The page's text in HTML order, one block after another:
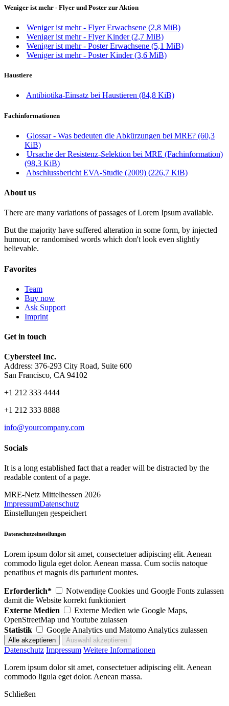
Weniger ist mehr - Flyer und Poster zur Aktion
Weniger ist mehr - Flyer Erwachsene (2,8 MiB)
Weniger ist mehr - Flyer Kinder(2,7 MiB)
Weniger ist mehr - Poster Erwachsene (5,1 MiB)
Weniger ist mehr - Poster Kinder(3,6 MiB)
Haustiere
Antibiotika-Einsatz bei Haustieren (84,8 KiB)
Fachinformationen
Glossar - Was bedeuten die Abkürzungen bei MRE? (60,3
KiB)
Ursache der Resistenz-Selektion bei MRE (Fachinformation)
(98,3 KiB)
Abschlussbericht EVA-Studie (2009) (226,7 KiB)
About us
There are many variations of passages of Lorem Ipsum available.
But the majority have suffered alteration in some form, by injected
humour, or randomised words which don't look even slightly
believable.
Favorites
Team
Buy now
Ask Support
Imprint
Get in touch
Cybersteel Inc.
Address: 376-293 City Road, Suite 600
San Francisco, CA 94102
+1 212 333 4444
+1 212 333 8888
info@yourcompany.com
Socials
It is a long established fact that a reader will be distracted by the
readable content of a page.
MRE-Netz Mittelhessen 2026
ImpressumDatenschutz
Einstellungen gespeichert
Datenschutzeinstellungen
Lorem ipsum dolor sit amet, consectetuer adipiscing elit. Aenean
commodo ligula eget dolor. Aenean massa. Cum sociis natoque
penatibus et magnis dis parturient montes.
Erforderlich*
Notwendige Cookies und Google Fonts zulassen
damit die Website korrekt funktioniert
Externe Medien
Externe Medien wie Google Maps,
OpenStreetMap und Youtube zulassen
Statistik
Google Analytics und Matomo Analytics zulassen
Datenschutz Impressum Weitere Informationen
Lorem ipsum dolor sit amet, consectetuer adipiscing elit. Aenean
commodo ligula eget dolor. Aenean massa.
Schließen